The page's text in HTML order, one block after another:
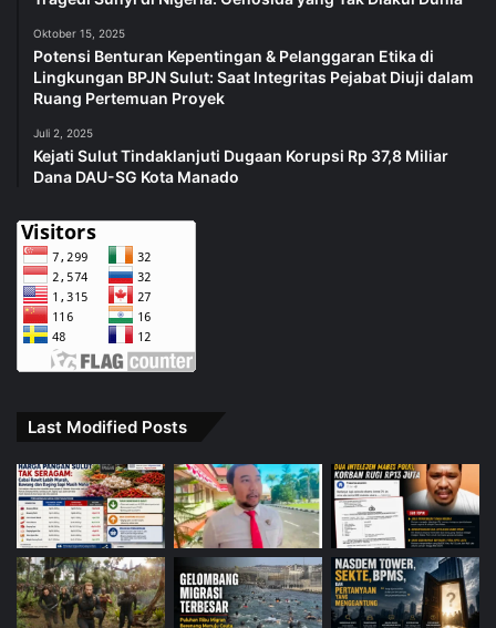
Oktober 15, 2025
Potensi Benturan Kepentingan & Pelanggaran Etika di
Lingkungan BPJN Sulut: Saat Integritas Pejabat Diuji dalam
Ruang Pertemuan Proyek
Juli 2, 2025
Kejati Sulut Tindaklanjuti Dugaan Korupsi Rp 37,8 Miliar
Dana DAU-SG Kota Manado
Last Modified Posts